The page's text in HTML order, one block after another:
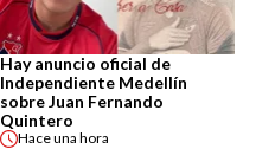
Hay anuncio oficial de
Independiente Medellín
sobre Juan Fernando
Quintero
Haceuna hora